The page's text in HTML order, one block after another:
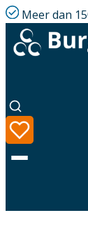
Meer dan